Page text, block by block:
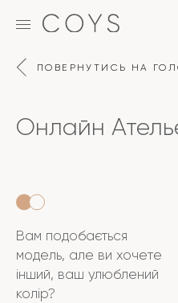
ПОВЕРНУТИСЬ НА
Онлайн
Вам подобається
модель, але ви хочете
інший, ваш улюблений
колір?